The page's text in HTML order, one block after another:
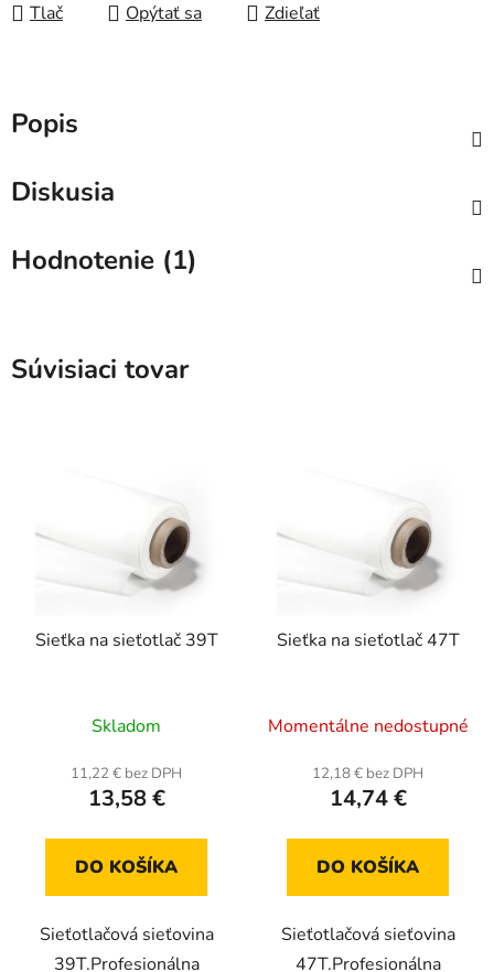
Tlač Opýtať sa Zdieľať
Popis
Diskusia
Hodnotenie (1)
Súvisiaci tovar
Sieťka na sieťotlač 39T
Skladom
11,22 € bez DPH
13,58 €
DO KOŠÍKA
Sieťotlačová sieťovina
39T.Profesionálna
Sieťka na sieťotlač 47T
Momentálne nedostupné
12,18 € bez DPH
14,74 €
DO KOŠÍKA
Sieťotlačová sieťovina
47T.Profesionálna